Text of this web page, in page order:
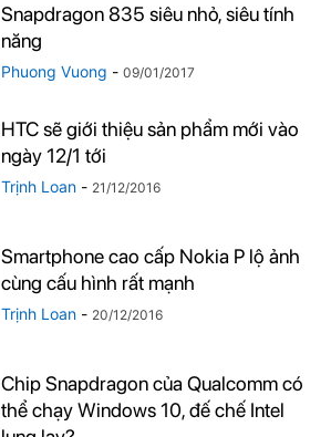
Snapdragon 835 siêu nhỏ, siêu tính
năng
Phuong Vuong - 09/01/2017
HTC sẽ giới thiệu sản phẩm mới vào
ngày 12/1 tới
Trịnh Loan - 21/12/2016
Smartphone cao cấp Nokia P lộ ảnh
cùng cấu hình rất mạnh
Trịnh Loan - 20/12/2016
Chip Snapdragon của Qualcomm có
thể chạy Windows 10, đế chế Intel